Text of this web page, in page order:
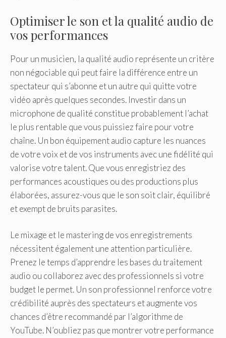
Optimiser le son et la qualité audio de
vos performances
Pour un musicien, la qualité audio représente un critère
non négociable qui peut faire la différence entre un
spectateur qui s’abonne et un autre qui quitte votre
vidéo après quelques secondes. Investir dans un
microphone de qualité constitue probablement l’achat
le plus rentable que vous puissiez faire pour votre
chaîne. Un bon équipement audio capture les nuances
de votre voix et de vos instruments avec une fidélité qui
valorise votre talent. Que vous enregistriez des
performances acoustiques ou des productions plus
élaborées, assurez-vous que le son soit clair, équilibré
et exempt de bruits parasites.
Le mixage et le mastering de vos enregistrements
nécessitent également une attention particulière.
Prenez le temps d’apprendre les bases du traitement
audio ou collaborez avec des professionnels si votre
budget le permet. Un son professionnel renforce votre
crédibilité auprès des spectateurs et augmente vos
chances d’être recommandé par l’algorithme de
YouTube. N’oubliez pas que montrer votre performance